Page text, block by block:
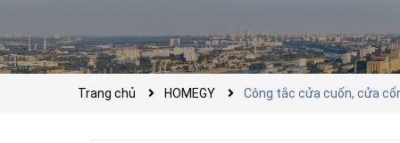
Trang chủ HOMEGY Công tắc cửa cuốn, cửa